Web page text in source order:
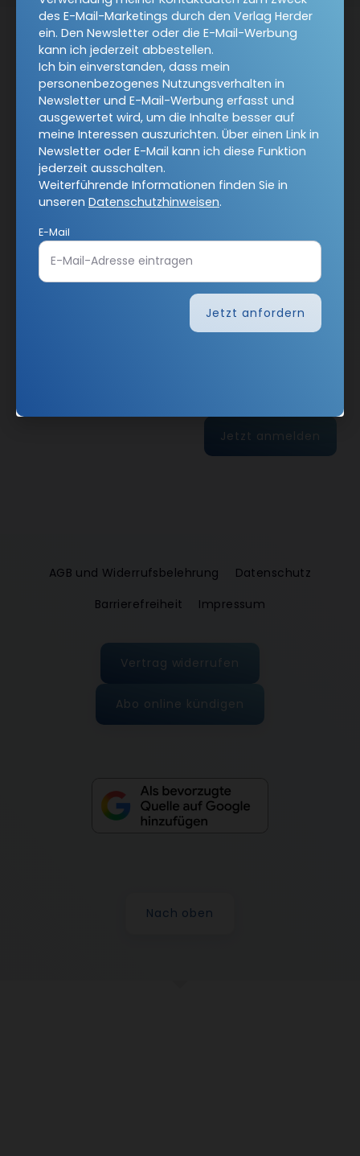
COMMUNIO-Newsletter
Ja, ich möchte den kostenlosen COMMUNIO-Newsletter
abonnierenund willige in die Verwendung meiner
Kontaktdaten zum Zweck des E-Mail-Marketings durch
den Verlag Herder ein. Den Newsletter oder die E-Mail-
Werbung kann ich jederzeit abbestellen.
Ich bin einverstanden, dass mein personenbezogenes
erfasst und ausgewertet wird, um die Inhalte besser auf
meine Interessen auszurichten. Über einen Link in
Newsletter oder E-Mail kann ich diese Funktion jederzeit
Weiterführende Informationen finden Sie in unseren
Jetzt anmelden
AGB und Widerrufsbelehrung
Datenschutz
Barrierefreiheit
Impressum
Vertrag widerrufen
Abo online kündigen
Nach oben
des E-Mail-Marketings durch den Verlag Herder
ein. Den Newsletter oder die E-Mail-Werbung
kann ich jederzeit abbestellen.
Ich bin einverstanden, dass mein
personenbezogenes Nutzungsverhalten in
Newsletter und E-Mail-Werbung erfasst und
ausgewertet wird, um die Inhalte besser auf
meine Interessen auszurichten. Über einen Link in
Newsletter oder E-Mail kann ich diese Funktion
jederzeit ausschalten.
Weiterführende Informationen finden Sie in
unseren Datenschutzhinweisen.
E-Mail
Jetzt anfordern